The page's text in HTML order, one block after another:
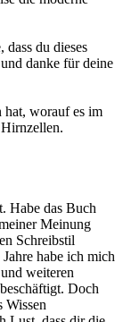
du dieses
danke für deine
hat, worauf es im
Habe das Buch
Meinung
Schreibstil
habe ich mich
weiteren
Doch
Wissen